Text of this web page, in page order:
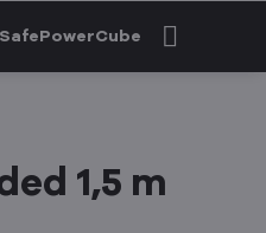
PowerCube
1,5 m